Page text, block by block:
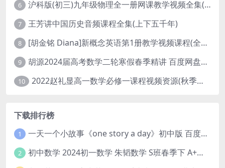
6 沪科版(初三)九年级物理全一册网课教学视频全集(录播版 杜春雨 66讲)
7 王芳讲中国历史音频课程全集(上下五千年)
8 [胡金铭 Diana]新概念英语第1册教学视频课程(全集 百度网盘下载)
9 胡源2024届高考数学二轮寒假春季精讲 百度网盘分享
10 2022赵礼显高一数学必修一课程视频资源(秋季班 含讲义)百度网盘云
下载排行榜
1 一天一个小故事《one story a day》初中版 百度网盘分享下载
2 初中数学 2024初一数学 朱韬数学 S班春季下 A+班春季下 百度云网盘